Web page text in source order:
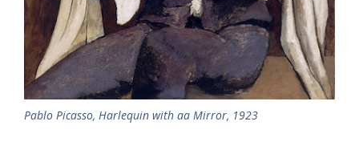
Pablo Picasso, Harlequin with aa Mirror, 1923